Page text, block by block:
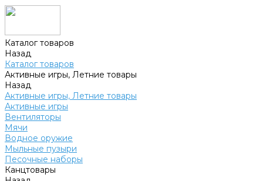
Каталог товаров
Назад
Каталог товаров
Активные игры, Летние товары
Назад
Активные игры, Летние товары
Активные игры
Вентиляторы
Мячи
Водное оружие
Мыльные пузыри
Песочные наборы
Канцтовары